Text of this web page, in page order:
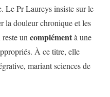
Le Pr Laureys insiste sur le
la douleur chronique et les
un complémentà une
À ce titre, elle
mariant sciences de